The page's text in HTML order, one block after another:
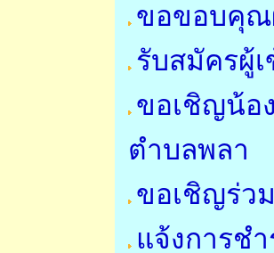
ขอขอบคุณ
รับสมัครผู้
ขอเชิญน้อ
ตำบลพลา
ขอเชิญร่ว
แจ้งการช